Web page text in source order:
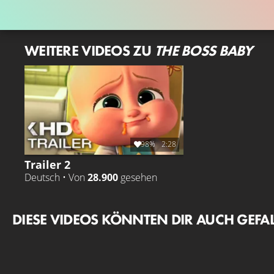
WEITERE VIDEOS ZU THE BOSS BABY
98% 2:28
Trailer 2
Deutsch • Von 28.900 gesehen
DIESE VIDEOS KÖNNTEN DIR AUCH